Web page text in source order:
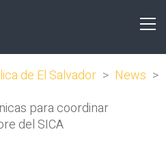
de El Salvador > News >
para coordinar
del SICA